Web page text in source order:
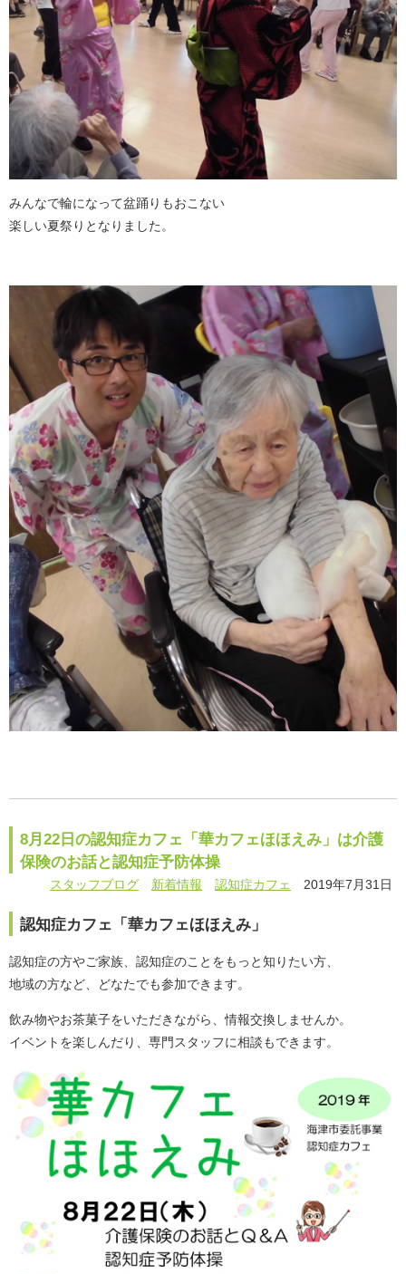
みんなで輪になって盆踊りもおこない
楽しい夏祭りとなりました。
8月22日の認知症カフェ「華カフェほほえみ」は介護
保険のお話と認知症予防体操
スタッフブログ 新着情報 認知症カフェ 2019年7月31日
認知症カフェ「華カフェほほえみ」
認知症の方やご家族、認知症のことをもっと知りたい方、
地域の方など、どなたでも参加できます。
飲み物やお茶菓子をいただきながら、情報交換しませんか。
イベントを楽しんだり、専門スタッフに相談もできます。